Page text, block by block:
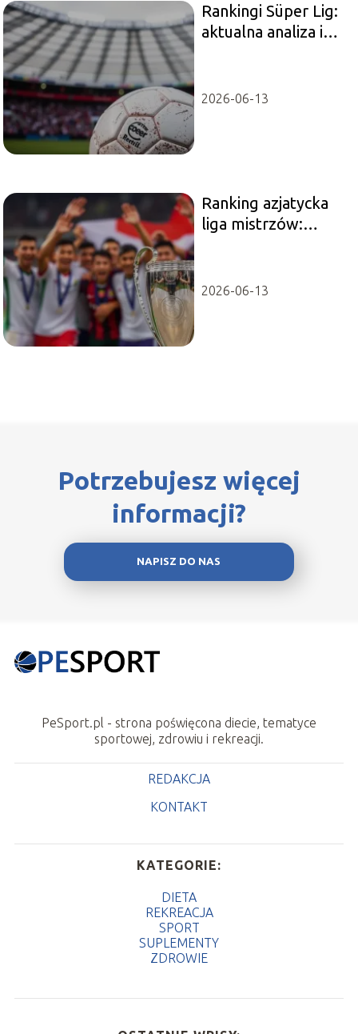
Rankingi Süper Lig:
aktualna analiza i
2026-06-13
Ranking azjatycka
liga mistrzów:
2026-06-13
Potrzebujesz więcej
informacji?
NAPISZ DO NAS
PeSport.pl - strona poświęcona diecie, tematyce
sportowej, zdrowiu i rekreacji.
REDAKCJA
KONTAKT
KATEGORIE:
DIETA
REKREACJA
SPORT
SUPLEMENTY
ZDROWIE